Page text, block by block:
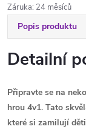
Záruka: 24 měsíců
Popis produktu
Detailní
Připravte se na
hrou 4v1. Tato
které si zamilují